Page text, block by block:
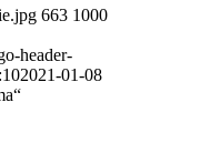
663 1000
header-
2021-01-08